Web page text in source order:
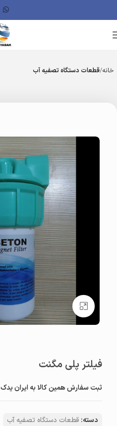
خانه قطعات دستگاه تصفیه آب
بزرگنمایی تصویر
فیلتر پلی مگنت
ثبت سفارش همین کالا به ایران یدک
دسته: قطعات دستگاه تصفیه آب